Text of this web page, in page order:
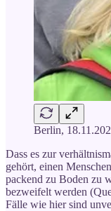
Berlin,
Dass es zur
gehört, einen
packend zu Boden zu
bezweifelt werden
Fälle wie hier sind